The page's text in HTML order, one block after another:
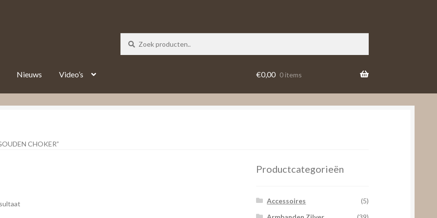
Nieuws Video’s €0,00 0 items
CHOKER”
Productcategorieën
Accessoires
(5)